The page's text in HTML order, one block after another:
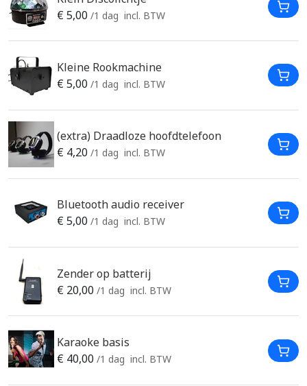
€ 5,00 /1 dag incl. BTW In
Kleine Rookmachine
€ 5,00 /1 dag incl. BTW In
(extra) Draadloze hoofdtelefoon
€ 4,20 /1 dag incl. BTW In
Bluetooth audio receiver
€ 5,00 /1 dag incl. BTW In
Zender op batterij
€ 20,00 /1 dag incl. BTW In
Karaoke basis
€ 40,00 /1 dag incl. BTW In